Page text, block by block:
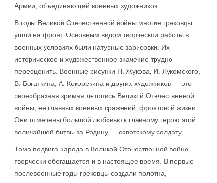
Армии, объединяющей военных художников.
В годы Великой Отечественной войны многие грековцы
ушли на фронт. Основным видом творческой работы в
военных условиях были натурные зарисовки. Их
историческое и художественное значение трудно
переоценить. Военные рисунки Н. Жукова, И. Лукомского,
В. Богаткина, А. Кокорекина и других художников — это
своеобразная зримая летопись Великой Отечественной
войны, ее главных военных сражений, фронтовой жизни.
Они отмечены большой любовью к главному герою этой
величайшей битвы за Родину — советскому солдату.
Тема подвига народа в Великой Отечественной войне
творчески обогащается и в настоящее время. В первые
послевоенные годы грековцы создали полотна,